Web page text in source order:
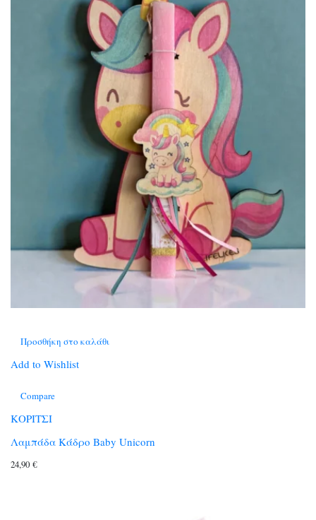
Προσθήκη στο καλάθι
Add to Wishlist
Compare
ΚΟΡΙΤΣΙ
Λαμπάδα Κάδρο Baby Unicorn
24,90 €